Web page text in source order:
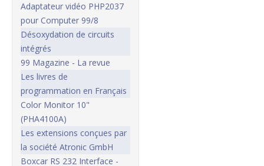
Adaptateur vidéo PHP2037
pour Computer 99/8
Désoxydation de circuits
intégrés
99 Magazine - La revue
Les livres de
programmation en Français
Color Monitor 10"
(PHA4100A)
Les extensions conçues par
la société Atronic GmbH
Boxcar RS 232 Interface -